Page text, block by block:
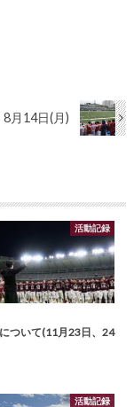
8月14日(月)
活動記録
ついて(11月23日、24
活動記録